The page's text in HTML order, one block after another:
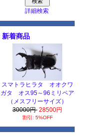
詳細検索
新着商品
スマトラヒラタ オオクワ
ガタ オス95～96ミリペア
（メスフリーサイズ）
30000円 28500円
割引: 5%OFF